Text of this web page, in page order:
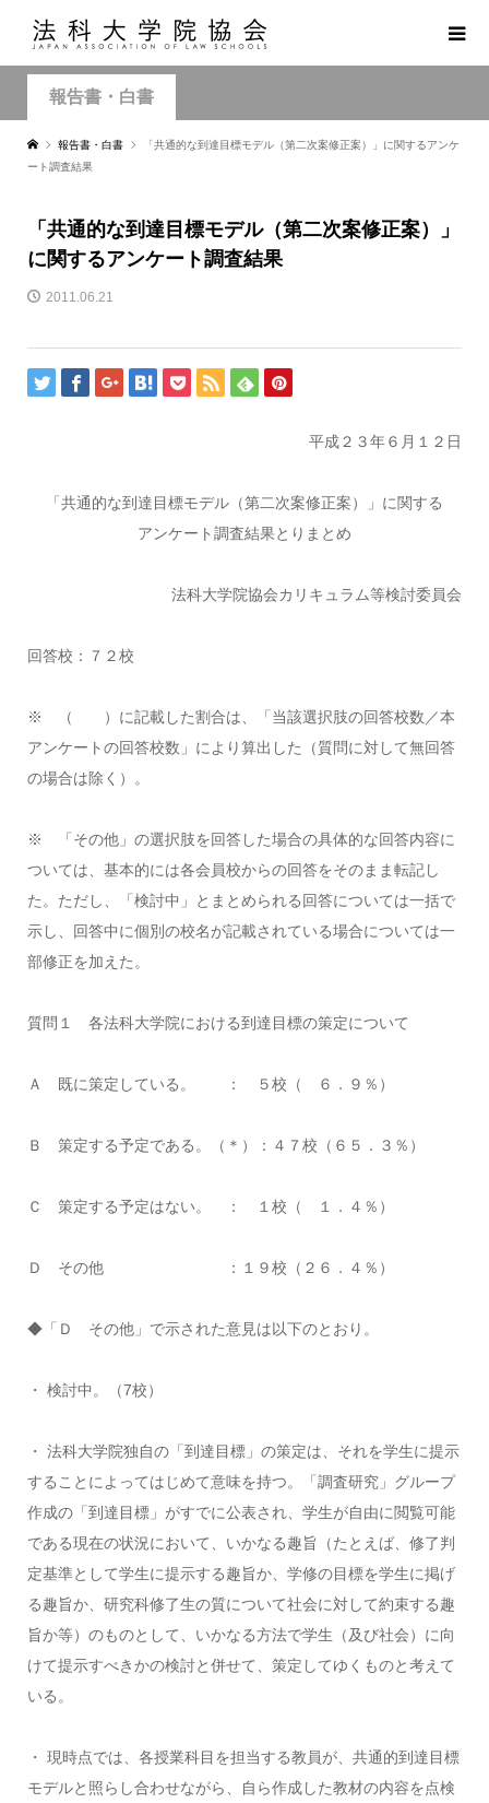
報告書・白書
報告書・白書
「共通的な到達目標モデル（第二次案修正案）」に関するアンケ
ート調査結果
「共通的な到達目標モデル（第二次案修正案）」
に関するアンケート調査結果
2011.06.21
平成２３年６月１２日
「共通的な到達目標モデル（第二次案修正案）」に関する
アンケート調査結果とりまとめ
法科大学院協会カリキュラム等検討委員会
回答校：７２校
※ （ ）に記載した割合は、「当該選択肢の回答校数／本
アンケートの回答校数」により算出した（質問に対して無回答
の場合は除く）。
※ 「その他」の選択肢を回答した場合の具体的な回答内容に
ついては、基本的には各会員校からの回答をそのまま転記し
た。ただし、「検討中」とまとめられる回答については一括で
示し、回答中に個別の校名が記載されている場合については一
部修正を加えた。
質問１ 各法科大学院における到達目標の策定について
Ａ 既に策定している。 ： ５校（ ６．９％）
Ｂ 策定する予定である。（＊）：４７校（６５．３％）
Ｃ 策定する予定はない。 ： １校（ １．４％）
Ｄ その他 ：１９校（２６．４％）
◆「Ｄ その他」で示された意見は以下のとおり。
・ 検討中。（7校）
・ 法科大学院独自の「到達目標」の策定は、それを学生に提示
することによってはじめて意味を持つ。「調査研究」グループ
作成の「到達目標」がすでに公表され、学生が自由に閲覧可能
である現在の状況において、いかなる趣旨（たとえば、修了判
定基準として学生に提示する趣旨か、学修の目標を学生に掲げ
る趣旨か、研究科修了生の質について社会に対して約束する趣
旨か等）のものとして、いかなる方法で学生（及び社会）に向
けて提示すべきかの検討と併せて、策定してゆくものと考えて
いる。
・ 現時点では、各授業科目を担当する教員が、共通的到達目標
モデルと照らし合わせながら、自ら作成した教材の内容を点検